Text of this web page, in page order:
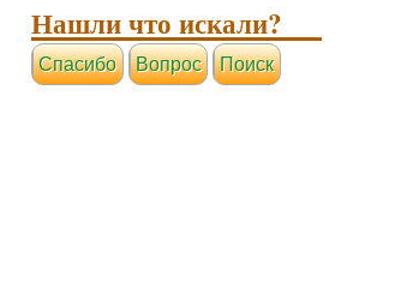
Нашли что искали?
Cпасибо Вопрос Поиск